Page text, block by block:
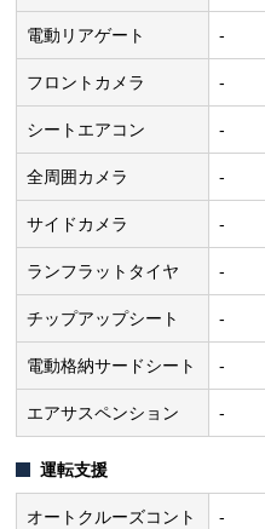
電動リアゲート -
フロントカメラ -
シートエアコン -
全周囲カメラ -
サイドカメラ -
ランフラットタイヤ -
チップアップシート -
電動格納サードシート -
エアサスペンション -
運転支援
オートクルーズコント
-